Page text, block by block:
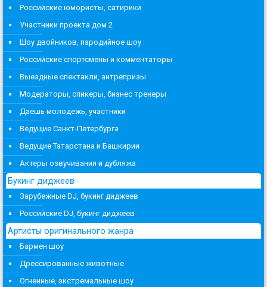
Российские юмористы, сатирики
Участники проекта дом 2
Шоу двойников, пародийное шоу
Российские спортсмены и комментаторы
Выездные спектакли, антрепризы
Модераторы, спикеры, бизнес тренеры
Даешь молодежь, участники
Ведущие Санкт-Петербурга
Ведущие Татарстана и Башкирии
Актеры озвучивания и дубляжа
Букинг диджеев
Зарубежные DJ, букинг диджеев
Российские DJ, букинг диджеев
Артисты оригинального жанра
Бармен шоу
Дрессированные животные
Огненные, экстремальные шоу